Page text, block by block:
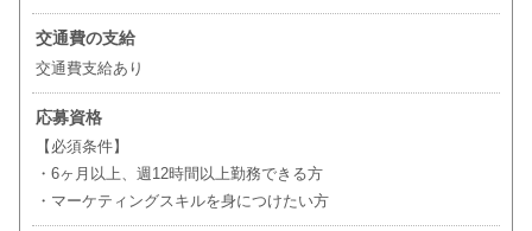
交通費の支給
交通費支給あり
応募資格
【必須条件】
・6ヶ月以上、週12時間以上勤務できる方
・マーケティングスキルを身につけたい方